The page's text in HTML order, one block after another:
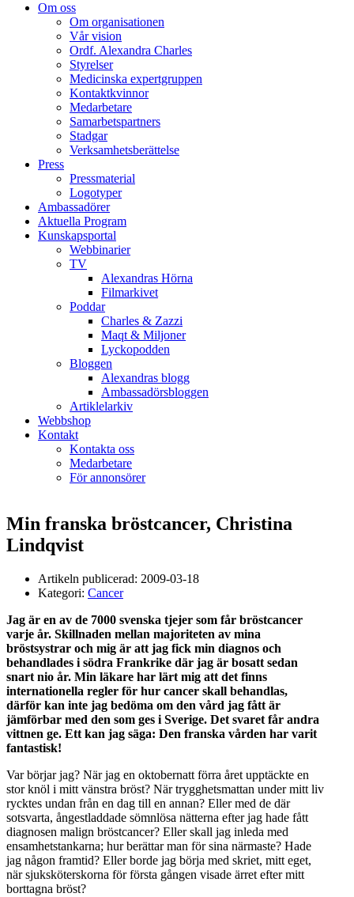
Om oss
Om organisationen
Vår vision
Ordf. Alexandra Charles
Styrelser
Medicinska expertgruppen
Kontaktkvinnor
Medarbetare
Samarbetspartners
Stadgar
Verksamhetsberättelse
Press
Pressmaterial
Logotyper
Ambassadörer
Aktuella Program
Kunskapsportal
Webbinarier
TV
Alexandras Hörna
Filmarkivet
Poddar
Charles & Zazzi
Maqt & Miljoner
Lyckopodden
Bloggen
Alexandras blogg
Ambassadörsbloggen
Artiklelarkiv
Webbshop
Kontakt
Kontakta oss
Medarbetare
För annonsörer
Min franska bröstcancer, Christina
Lindqvist
Artikeln publicerad: 2009-03-18
Kategori: Cancer
Jag är en av de 7000 svenska tjejer som får bröstcancer
varje år. Skillnaden mellan majoriteten av mina
bröstsystrar och mig är att jag fick min diagnos och
behandlades i södra Frankrike där jag är bosatt sedan
snart nio år. Min läkare har lärt mig att det finns
internationella regler för hur cancer skall behandlas,
därför kan inte jag bedöma om den vård jag fått är
jämförbar med den som ges i Sverige. Det svaret får andra
vittnen ge. Ett kan jag säga: Den franska vården har varit
fantastisk!
Var börjar jag? När jag en oktobernatt förra året upptäckte en
stor knöl i mitt vänstra bröst? När trygghetsmattan under mitt liv
rycktes undan från en dag till en annan? Eller med de där
sotsvarta, ångestladdade sömnlösa nätterna efter jag hade fått
diagnosen malign bröstcancer? Eller skall jag inleda med
ensamhetstankarna; hur berättar man för sina närmaste? Hade
jag någon framtid? Eller borde jag börja med skriet, mitt eget,
när sjuksköterskorna för första gången visade ärret efter mitt
borttagna bröst?